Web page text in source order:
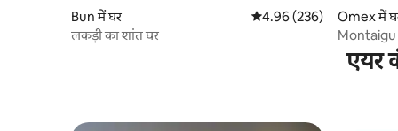
Bun में घर औसत रेटिंग 5 में से 4.96, 236
4.96 (236)
लकड़ी का शांत घर
Omex में
Design
एयर